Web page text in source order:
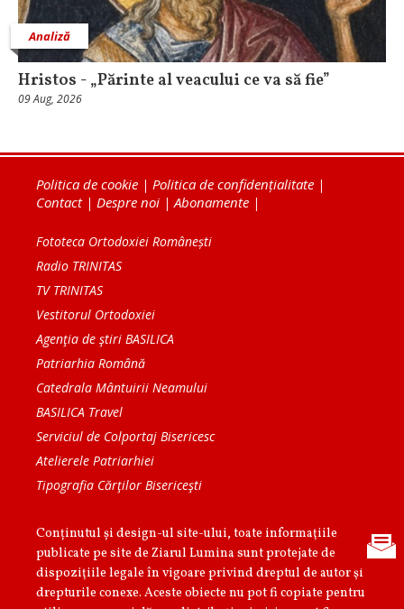
Analiză
Hristos - „Părinte al veacului ce va să fie”
09 Aug, 2026
Politica de cookie | Politica de confidențialitate |
Contact| Despre noi | Abonamente |
Fototeca Ortodoxiei Românești
Radio TRINITAS
TV TRINITAS
Vestitorul Ortodoxiei
Agenţia de ştiri BASILICA
Patriarhia Română
Catedrala Mântuirii Neamului
BASILICA Travel
Serviciul de Colportaj Bisericesc
Atelierele Patriarhiei
Tipografia Cărţilor Bisericeşti
Conținutul și design-ul site-ului, toate informaţiile
publicate pe site de Ziarul Lumina sunt protejate de
dispoziţiile legale în vigoare privind dreptul de autor şi
drepturile conexe. Aceste obiecte nu pot fi copiate pentru